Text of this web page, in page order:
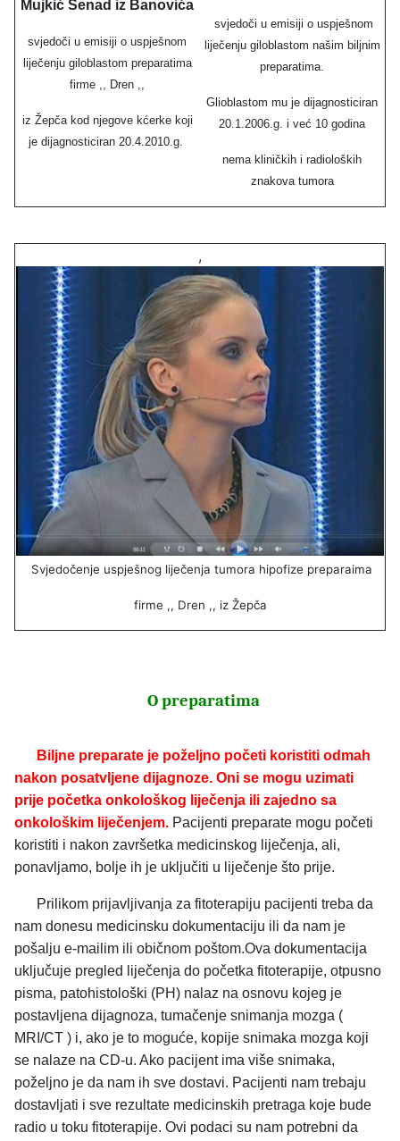
Mujkić Senad iz Banovića
svjedoči u emisiji o uspješnom
liječenju giloblastom preparatima
firme ,, Dren ,,
iz Žepča kod njegove kćerke koji
je dijagnosticiran 20.4.2010.g.
svjedoči u emisiji o uspješnom
liječenju giloblastom našim biljnim
preparatima.
Glioblastom mu je dijagnosticiran
20.1.2006.g. i već 10 godina
nema kliničkih i radioloških
znakova tumora
,
Svjedočenje uspješnog liječenja tumora hipofize preparaima
firme ,, Dren ,, iz Žepča
O preparatima
Biljne preparate je poželjno početi koristiti odmah
nakon posatvljene dijagnoze. Oni se mogu uzimati
prije početka onkološkog liječenja ili zajedno sa
onkološkim liječenjem. Pacijenti preparate mogu početi
koristiti i nakon završetka medicinskog liječenja, ali,
ponavljamo, bolje ih je uključiti u liječenje što prije.
Prilikom prijavljivanja za fitoterapiju pacijenti treba da
nam donesu medicinsku dokumentaciju ili da nam je
pošalju e-mailim ili običnom poštom.Ova dokumentacija
uključuje pregled liječenja do početka fitoterapije, otpusno
pisma, patohistološki (PH) nalaz na osnovu kojeg je
postavljena dijagnoza, tumačenje snimanja mozga (
MRI/CT ) i, ako je to moguće, kopije snimaka mozga koji
se nalaze na CD-u. Ako pacijent ima više snimaka,
poželjno je da nam ih sve dostavi. Pacijenti nam trebaju
dostavljati i sve rezultate medicinskih pretraga koje bude
radio u toku fitoterapije. Ovi podaci su nam potrebni da